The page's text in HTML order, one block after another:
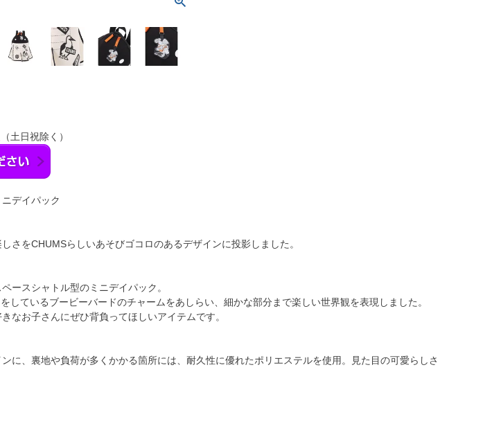
土日祝除く）
デイパック
さをCHUMSらしいあそびゴコロのあるデザインに投影しました。
ースシャトル型のミニデイパック。
しているブービーバードのチャームをあしらい、細かな部分まで楽しい世界観を表現しました。
なお子さんにぜひ背負ってほしいアイテムです。
に、裏地や負荷が多くかかる箇所には、耐久性に優れたポリエステルを使用。見た目の可愛らしさ